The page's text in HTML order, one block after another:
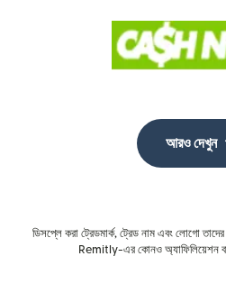
আরও দেখুন
ডিসপ্লে করা ট্রেডমার্ক, ট্রেড নাম এবং লোগো তাদের
Remitly-এর কোনও অ্যাফিলিয়েশন বা